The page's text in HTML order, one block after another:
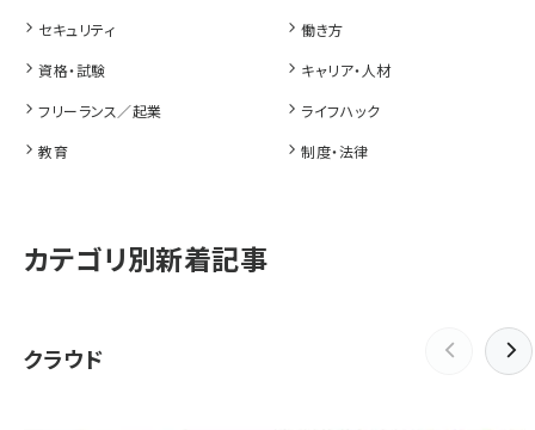
セキュリティ
働き方
資格・試験
キャリア・人材
フリーランス／起業
ライフハック
教育
制度・法律
カテゴリ別新着記事
クラウド